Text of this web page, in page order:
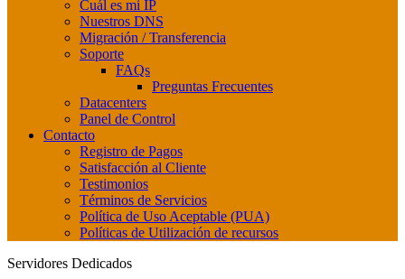
Cuál es mi IP
Nuestros DNS
Migración / Transferencia
Soporte
FAQs
Preguntas Frecuentes
Datacenters
Panel de Control
Contacto
Registro de Pagos
Satisfacción al Cliente
Testimonios
Términos de Servicios
Política de Uso Aceptable (PUA)
Políticas de Utilización de recursos
Servidores Dedicados